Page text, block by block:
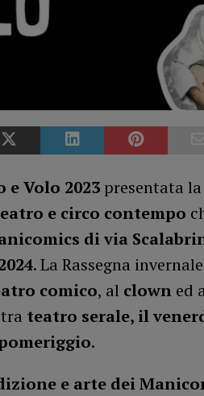
e Volo 2023presentata la
e circo contempo
di via
. La Rassegna
comico, al clowned
teatro serale, il
.
e arte dei